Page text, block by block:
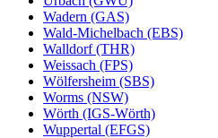
Wadern (GAS)
Wald-Michelbach (EBS)
Walldorf (THR)
Weissach (FPS)
Wölfersheim (SBS)
Worms (NSW)
Wörth (IGS-Wörth)
Wuppertal (EFGS)